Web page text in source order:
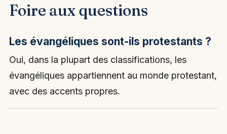
Foire aux questions
Les évangéliques sont-ils protestants ?
Oui, dans la plupart des classifications, les
évangéliques appartiennent au monde protestant,
avec des accents propres.